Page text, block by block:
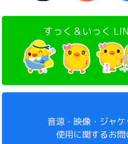
すっく＆いっく
音源・映像・ジャ
使用に関するお